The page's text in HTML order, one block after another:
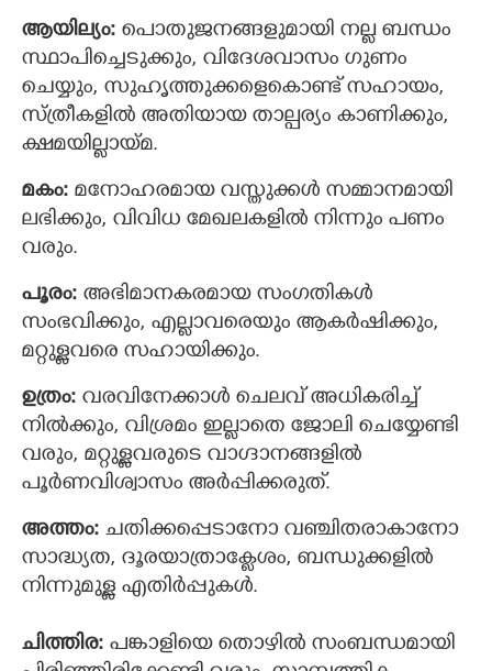
ആയില്യം: പൊതുജനങ്ങളുമായി നല്ല ബന്ധം
സ്ഥാപിച്ചെടുക്കും, വിദേശവാസം ഗുണം
ചെയ്യും, സുഹൃത്തുക്കളെകൊണ്ട് സഹായം,
സ്ത്രീകളില്‍ അതിയായ താല്പര്യം കാണിക്കും,
ക്ഷമയില്ലായ്മ.
മകം: മനോഹരമായ വസ്തുക്കള്‍ സമ്മാനമായി
ലഭിക്കും, വിവിധ മേഖലകളില്‍ നിന്നും പണം
വരും.
പൂരം: അഭിമാനകരമായ സംഗതികള്‍
സംഭവിക്കും, എല്ലാവരെയും ആകര്‍ഷിക്കും,
മറ്റുള്ളവരെ സഹായിക്കും.
ഉത്രം: വരവിനേക്കാള്‍ ചെലവ് അധികരിച്ച്
നില്‍ക്കും, വിശ്രമം ഇല്ലാതെ ജോലി ചെയ്യേണ്ടി
വരും, മറ്റുള്ളവരുടെ വാഗ്ദാനങ്ങളില്‍
പൂര്‍ണവിശ്വാസം അര്‍പ്പിക്കരുത്.
അത്തം: ചതിക്കപ്പെടാനോ വഞ്ചിതരാകാനോ
സാദ്ധ്യത, ദൂരയാത്രാക്ലേശം, ബന്ധുക്കളില്‍
നിന്നുമുള്ള എതിര്‍പ്പുകള്‍.
ചിത്തിര: പങ്കാളിയെ തൊഴില്‍ സംബന്ധമായി